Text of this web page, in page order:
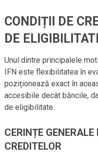
CONDIȚII DE
DE
Unul dintre principalele
IFN este flexibilitatea în
poziționează exact în
accesibile decât băncile,
de eligibilitate.
CERINȚE
CREDITELOR